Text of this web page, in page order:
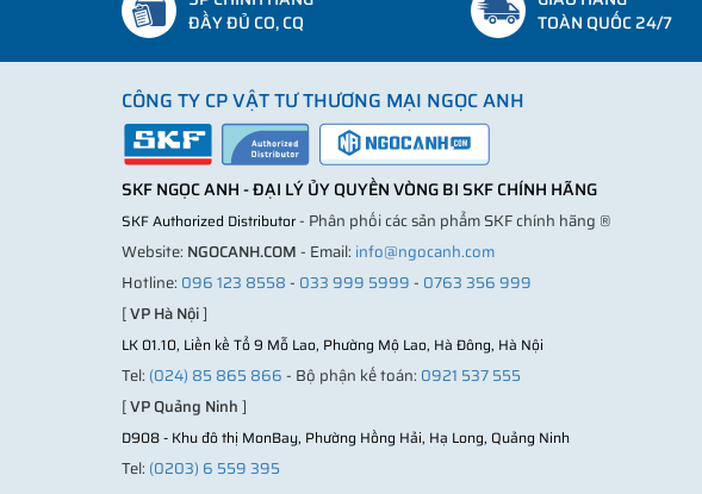
ĐẦY ĐỦ CO, CQ
TOÀN QUỐC 24/7
CÔNG TY CP VẬT TƯ THƯƠNG MẠI NGỌC ANH
SKF NGỌC ANH - ĐẠI LÝ ỦY QUYỀN VÒNG BI SKF CHÍNH HÃNG
SKF Authorized Distributor- Phân phối các sản phẩm SKF chính hãng ®
Website: NGOCANH.COM- Email: info@ngocanh.com
Hotline: 096 123 8558- 033 999 5999- 0763 356 999
[VP Hà Nội]
LK 01.10, Liền kề Tổ 9 Mỗ Lao, Phường Mộ Lao, Hà Đông, Hà Nội
Tel: (024) 85 865 866- Bộ phận kế toán: 0921 537 555
[VP Quảng Ninh]
D908 - Khu đô thị MonBay, Phường Hồng Hải, Hạ Long, Quảng Ninh
Tel: (0203) 6 559 395